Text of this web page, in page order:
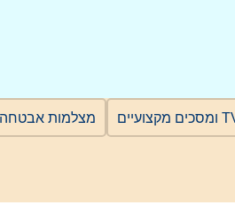
מצלמות